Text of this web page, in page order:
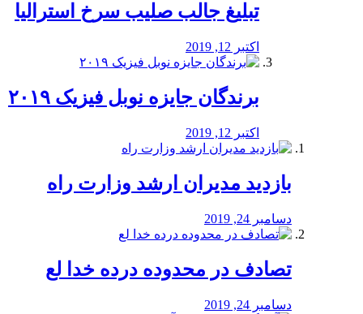
تبلیغ جالب صلیب سرخ استرالیا
اکتبر 12, 2019
برندگان جایزه نوبل فیزیک ۲۰۱۹
اکتبر 12, 2019
بازدید مدیران ارشد وزارت راه
دسامبر 24, 2019
تصادف در محدوده درده خدا لع
دسامبر 24, 2019